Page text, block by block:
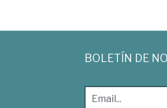
BOLETÍN DE